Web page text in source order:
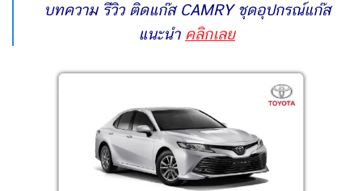
บทความ รีวิว ติดแก๊ส CAMRY ชุดอุปกรณ์แก๊ส
แนะนำ คลิกเลย